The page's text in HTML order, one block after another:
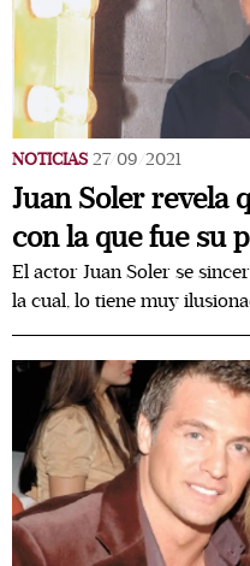
NOTICIAS 27/09/2021
Juan Soler revela
con la que fue su
El actor Juan Soler se
la cual, lo tiene muy